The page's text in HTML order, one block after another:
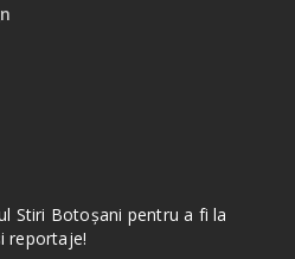
Stiri Botoșani pentru a fi la
reportaje!